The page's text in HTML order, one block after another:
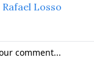
Rafael Losso